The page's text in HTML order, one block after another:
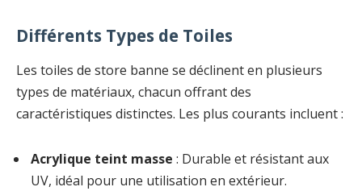
Différents Types de Toiles
Les toiles de store banne se déclinent en plusieurs
types de matériaux, chacun offrant des
caractéristiques distinctes. Les plus courants incluent :
Acrylique teint masse : Durable et résistant aux
UV, idéal pour une utilisation en extérieur.